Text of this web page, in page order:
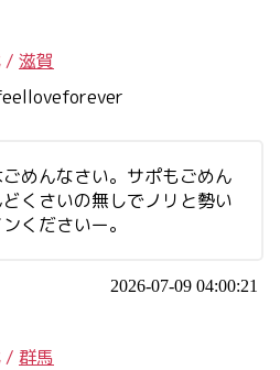
/ 滋賀
めんなさい。サポもごめん
くさいの無しでノリと勢い
くださいー。
2026-07-09 04:00:21
/ 群馬